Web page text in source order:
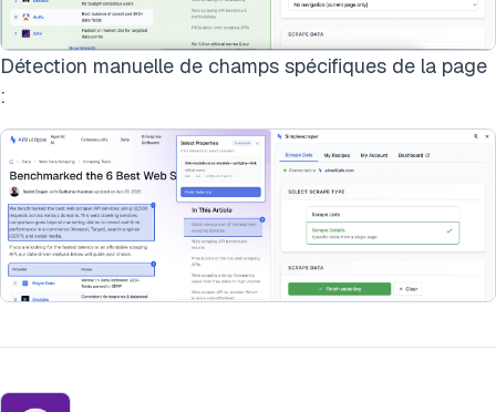
Détection manuelle de champs spécifiques de la page
: